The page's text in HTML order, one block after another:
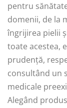
pentru
domenii, de la
îngrijirea pielii
toate acestea,
prudență,
consultând un
medicale
Alegând